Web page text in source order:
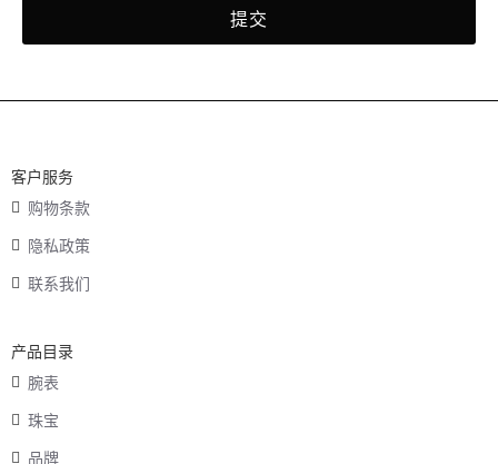
提交
客户服务
购物条款
隐私政策
联系我们
产品目录
腕表
珠宝
品牌